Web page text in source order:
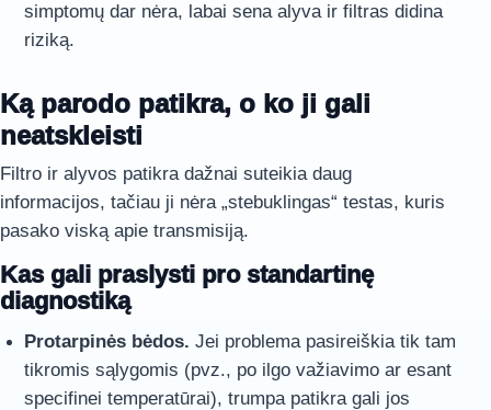
simptomų dar nėra, labai sena alyva ir filtras didina
riziką.
Ką parodo patikra, o ko ji gali
neatskleisti
Filtro ir alyvos patikra dažnai suteikia daug
informacijos, tačiau ji nėra „stebuklingas“ testas, kuris
pasako viską apie transmisiją.
Kas gali praslysti pro standartinę
diagnostiką
Protarpinės bėdos. Jei problema pasireiškia tik tam
tikromis sąlygomis (pvz., po ilgo važiavimo ar esant
specifinei temperatūrai), trumpa patikra gali jos